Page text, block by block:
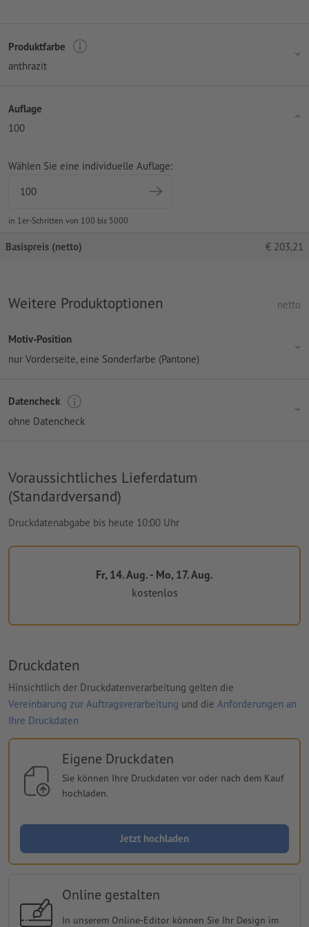
Produktfarbe
anthrazit
Auflage
100
Wählen Sie eine individuelle Auflage:
in 1er-Schritten von 100 bis 5000
Basispreis (netto) € 203,21
Weitere Produktoptionen netto
Motiv-Position
nur Vorderseite, eine Sonderfarbe (Pantone)
Datencheck
ohne Datencheck
Voraussichtliches Lieferdatum
(Standardversand)
Druckdatenabgabe bis heute 10:00 Uhr
Fr, 14. Aug. - Mo, 17. Aug.
kostenlos
Druckdaten
Hinsichtlich der Druckdatenverarbeitung gelten die
Vereinbarung zur Auftragsverarbeitung und die Anforderungen an
Ihre Druckdaten
Eigene Druckdaten
Sie können Ihre Druckdaten vor oder nach dem Kauf
hochladen.
Jetzt hochladen
Online gestalten
In unserem Online-Editor können Sie Ihr Design im